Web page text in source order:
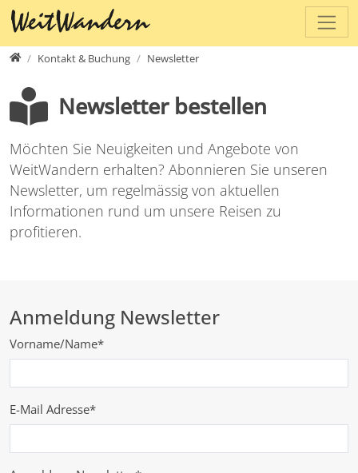
Direkt zur Hauptnavigation springen
Direkt zum Inhalt springen
www.weitwandern.ch
Kontakt & Buchung Newsletter
Newsletter bestellen
Möchten Sie Neuigkeiten und Angebote von
WeitWandern erhalten? Abonnieren Sie unseren
Newsletter, um regelmässig von aktuellen
Informationen rund um unsere Reisen zu
profitieren.
Anmeldung Newsletter
Vorname/Name*
E-Mail Adresse*